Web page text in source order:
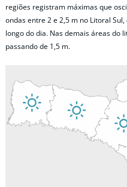
regiões registram máximas que
ondas entre 2 e 2,5 m no Litoral
longo do dia. Nas demais áreas do
passando de 1,5 m.